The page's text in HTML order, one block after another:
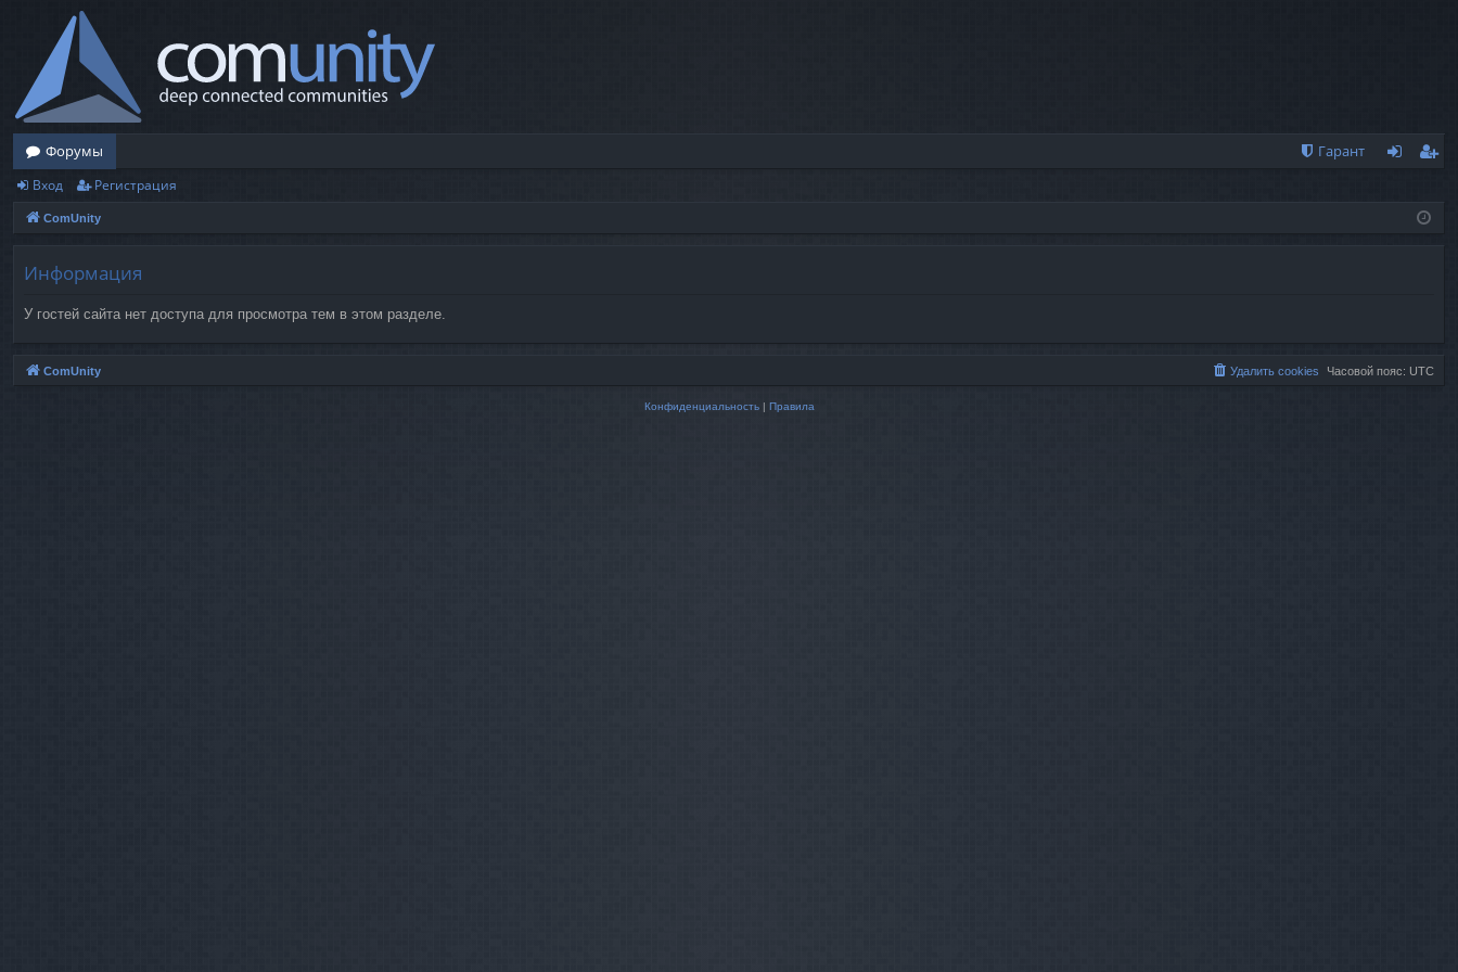
Форумы
Гарант
ис
Вход Регистрация
ComUnity
Информация
У гостей сайта нет доступа для просмотра тем в этом разделе.
ComUnity Часовой пояс: UTC
Удалить cookies
Конфиденциальность| Правила